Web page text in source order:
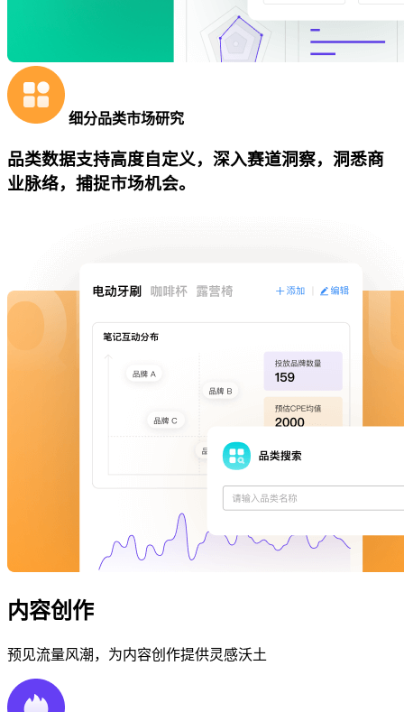
细分品类市场研究
品类数据支持高度自定义，深入赛道洞察，洞悉商
业脉络，捕捉市场机会。
内容创作
预见流量风潮，为内容创作提供灵感沃土